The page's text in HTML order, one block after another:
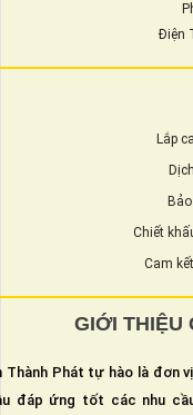
Điện
Lắp
Chiết
Cam
GIỚI THIỆU
Thành Phát tự hào là đơn
đáp ứng tốt các nhu